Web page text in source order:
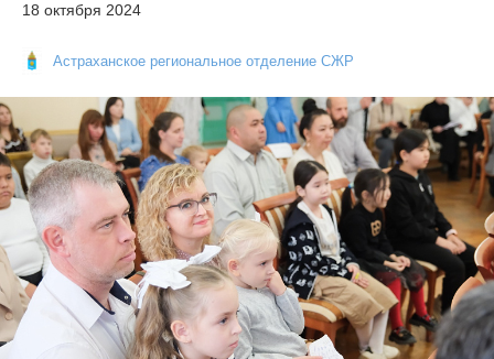
18 октября 2024
Астраханское региональное отделение СЖР